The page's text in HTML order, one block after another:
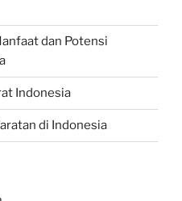
dan Potensi
Indonesia
di Indonesia